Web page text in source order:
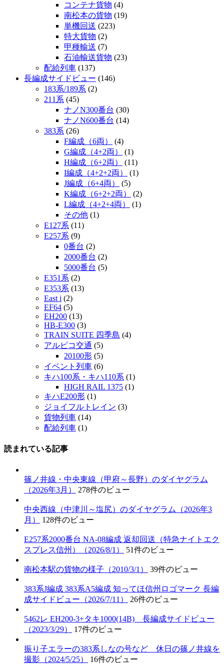
コンテナ貨物 (4)
南松本の貨物 (19)
単機回送 (223)
特大貨物 (2)
甲種輸送 (7)
石油輸送貨物 (23)
配給列車 (137)
長編成サイドビュー (146)
183系/189系 (2)
211系 (45)
ナノN300番台 (30)
ナノN600番台 (14)
383系 (26)
F編成（6両）
(4)
G編成（4+2両）
(1)
H編成（6+2両）
(11)
I編成（4+2+2両）
(1)
J編成（6+4両）
(5)
K編成（6+2+2両）
(2)
L編成（4+2+4両）
(1)
その他 (1)
E127系 (11)
E257系 (9)
0番台 (2)
2000番台 (2)
5000番台 (5)
E351系 (2)
E353系 (13)
East i (2)
EF64 (5)
EH200 (13)
HB-E300 (3)
TRAIN SUITE 四季島 (4)
アルピコ交通 (5)
20100形 (5)
イベント列車 (6)
キハ100系・キハ110系 (1)
HIGH RAIL 1375 (1)
キハE200形 (1)
ジョイフルトレイン (3)
貨物列車 (14)
配給列車 (1)
読まれている記事
篠ノ井線・中央東線（甲府～長野）のダイヤグラム
（2026年3月）
278件のビュー
中央西線（中津川～塩尻）のダイヤグラム（2026年3
月）
128件のビュー
E257系2000番台 NA-08編成 返却回送（特急ナイトエク
スプレス信州）（2026/8/1）
51件のビュー
南松本駅の貨物の様子（2010/3/1） 39件のビュー
383系J編成 383系A5編成 知ってほ信州ロゴマーク 長編
成サイドビュー（2026/7/11）
26件のビュー
5462レ EH200-3+タキ1000(14B) 長編成サイドビュー
（2023/3/29）
17件のビュー
振り子エラーの383系しなの号など 休日の篠ノ井線を
撮影（2024/5/25）
16件のビュー